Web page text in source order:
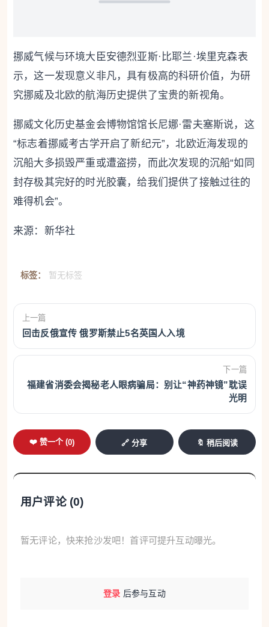
挪威气候与环境大臣安德烈亚斯·比耶兰·埃里克森表
示，这一发现意义非凡，具有极高的科研价值，为研
究挪威及北欧的航海历史提供了宝贵的新视角。
挪威文化历史基金会博物馆馆长尼娜·雷夫塞斯说，这
“标志着挪威考古学开启了新纪元”，北欧近海发现的
沉船大多损毁严重或遭盗捞，而此次发现的沉船“如同
封存极其完好的时光胶囊，给我们提供了接触过往的
难得机会”。
来源：新华社
标签： 暂无标签
上一篇
回击反俄宣传 俄罗斯禁止5名英国人入境
下一篇
福建省消委会揭秘老人眼病骗局：别让“神药神镜”耽误
光明
❤️ 赞一个 (0) 🔗 分享 🔖 稍后阅读
用户评论 (0)
暂无评论，快来抢沙发吧！首评可提升互动曝光。
登录 后参与互动